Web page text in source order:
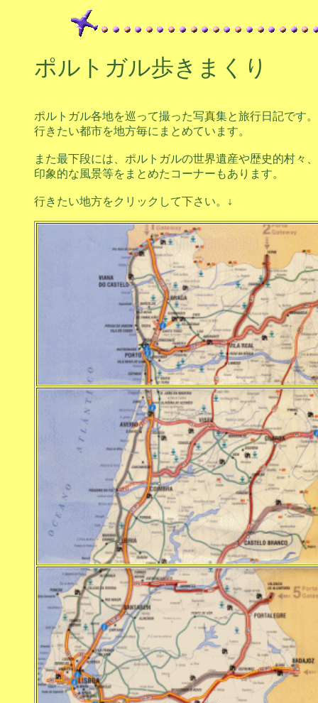
ポルトガル歩きまくり
ポルトガル各地を巡って撮った写真集と旅行日記です。
行きたい都市を地方毎にまとめています。
また最下段には、ポルトガルの世界遺産や歴史的村々
印象的な風景等をまとめたコーナーもあります。
行きたい地方をクリックして下さい。↓